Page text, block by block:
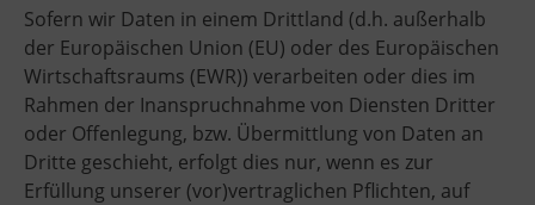
Sofern wir Daten in einem Drittland (d.h. außerhalb
der Europäischen Union (EU) oder des Europäischen
Wirtschaftsraums (EWR)) verarbeiten oder dies im
Rahmen der Inanspruchnahme von Diensten Dritter
oder Offenlegung, bzw. Übermittlung von Daten an
Dritte geschieht, erfolgt dies nur, wenn es zur
Erfüllung unserer (vor)vertraglichen Pflichten, auf